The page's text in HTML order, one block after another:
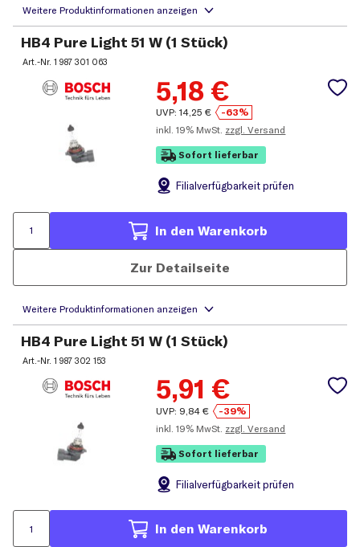
HB4 Pure Light 51 W (1 Stück)
Art.-Nr.1 987 301 063
5,18 €
UVP:14,25 €
-63%
inkl. 19% MwSt. zzgl. Versand
Sofort lieferbar
Filialverfügbarkeit prüfen
In den Warenkorb
Zur Detailseite
HB4 Pure Light 51 W (1 Stück)
Art.-Nr.1 987 302 153
5,91 €
UVP: 9,84 €
-39%
inkl. 19% MwSt. zzgl. Versand
Sofort lieferbar
Filialverfügbarkeit prüfen
In den Warenkorb